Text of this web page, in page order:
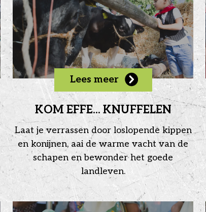
Lees meer
KOM EFFE... KNUFFELEN
Laat je verrassen door loslopende kippen
en konijnen, aai de warme vacht van de
schapen en bewonder het goede
landleven.